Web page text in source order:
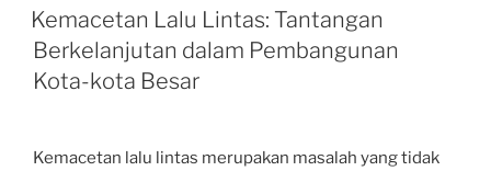
ON
Kemacetan Lalu Lintas: Tantangan
Berkelanjutan dalam Pembangunan
Kota-kota Besar
Kemacetan lalu lintas merupakan masalah yang tidak